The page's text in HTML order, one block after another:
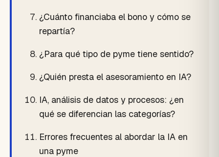
¿Cuánto financiaba el bono y cómo se
repartía?
¿Para qué tipo de pyme tiene sentido?
¿Quién presta el asesoramiento en IA?
IA, análisis de datos y procesos: ¿en
qué se diferencian las categorías?
Errores frecuentes al abordar la IA en
una pyme